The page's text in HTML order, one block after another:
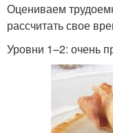
Оцениваем
рассчитать свое
Уровни 1–2: очень